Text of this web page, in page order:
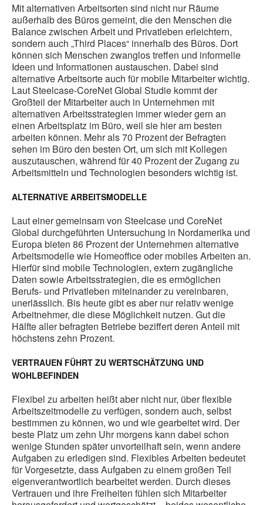
Mit alternativen Arbeitsorten sind nicht nur Räume
außerhalb des Büros gemeint, die den Menschen die
Balance zwischen Arbeit und Privatleben erleichtern,
sondern auch „Third Places“ innerhalb des Büros. Dort
können sich Menschen zwanglos treffen und informelle
Ideen und Informationen austauschen. Dabei sind
alternative Arbeitsorte auch für mobile Mitarbeiter wichtig.
Laut Steelcase-CoreNet Global Studie kommt der
Großteil der Mitarbeiter auch in Unternehmen mit
alternativen Arbeitsstrategien immer wieder gern an
einen Arbeitsplatz im Büro, weil sie hier am besten
arbeiten können. Mehr als 70 Prozent der Befragten
sehen im Büro den besten Ort, um sich mit Kollegen
auszutauschen, während für 40 Prozent der Zugang zu
Arbeitsmitteln und Technologien besonders wichtig ist.
ALTERNATIVE ARBEITSMODELLE
Laut einer gemeinsam von Steelcase und CoreNet
Global durchgeführten Untersuchung in Nordamerika und
Europa bieten 86 Prozent der Unternehmen alternative
Arbeitsmodelle wie Homeoffice oder mobiles Arbeiten an.
Hierfür sind mobile Technologien, extern zugängliche
Daten sowie Arbeitsstrategien, die es ermöglichen
Berufs- und Privatleben miteinander zu vereinbaren,
unerlässlich. Bis heute gibt es aber nur relativ wenige
Arbeitnehmer, die diese Möglichkeit nutzen. Gut die
Hälfte aller befragten Betriebe beziffert deren Anteil mit
höchstens zehn Prozent.
VERTRAUEN FÜHRT ZU WERTSCHÄTZUNG UND
WOHLBEFINDEN
Flexibel zu arbeiten heißt aber nicht nur, über flexible
Arbeitszeitmodelle zu verfügen, sondern auch, selbst
bestimmen zu können, wo und wie gearbeitet wird. Der
beste Platz um zehn Uhr morgens kann dabei schon
wenige Stunden später unvorteilhaft sein, wenn andere
Aufgaben zu erledigen sind. Flexibles Arbeiten bedeutet
für Vorgesetzte, dass Aufgaben zu einem großen Teil
eigenverantwortlich bearbeitet werden. Durch dieses
Vertrauen und ihre Freiheiten fühlen sich Mitarbeiter